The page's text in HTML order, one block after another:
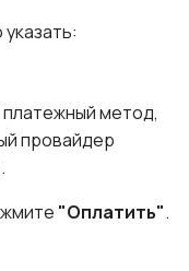
метод,
провайдер
"Оплатить".